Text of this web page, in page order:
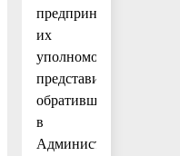
предприниматели
их
уполномоченные
представители,
обратившиеся
в
Администрацию